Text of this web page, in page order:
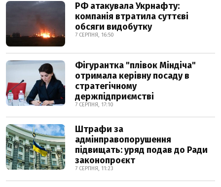
РФ атакувала Укрнафту:
компанія втратила суттєві
обсяги видобутку
7 СЕРПНЯ, 16:50
Фігурантка "плівок Міндіча"
отримала керівну посаду в
стратегічному
держпідприємстві
7 СЕРПНЯ, 17:10
Штрафи за
адмінправопорушення
підвищать: уряд подав до Ради
законопроєкт
7 СЕРПНЯ, 11:23